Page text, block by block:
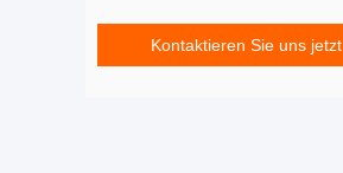
Kontaktieren Sie uns jetzt